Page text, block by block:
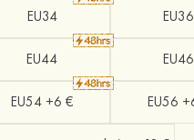
EU34 EU36
EU44 EU46
EU54 +6 € EU56